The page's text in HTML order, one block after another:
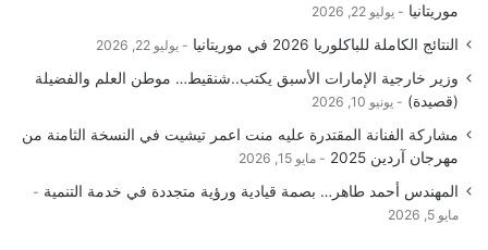
موريتانيا
يوليو 22, 2026
النتائج الكاملة للباكلوريا 2026 في موريتانيا يوليو 22, 2026
وزير خارجية الإمارات الأسبق يكتب..شنقيط… موطن العلم والفضيلة
(قصيدة)
يونيو 10, 2026
مشاركة الفنانة المقتدرة عليه منت اعمر تيشيت في النسخة الثامنة من
مهرجان آردين 2025
مايو 15, 2026
المهندس أحمد طاهر… بصمة قيادية ورؤية متجددة في خدمة التنمية
مايو 5, 2026